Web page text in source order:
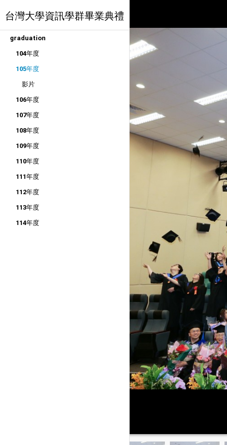
台灣大學資訊學群畢業典禮
graduation
104年度
105年度
影片
106年度
107年度
108年度
109年度
110年度
111年度
112年度
113年度
114年度